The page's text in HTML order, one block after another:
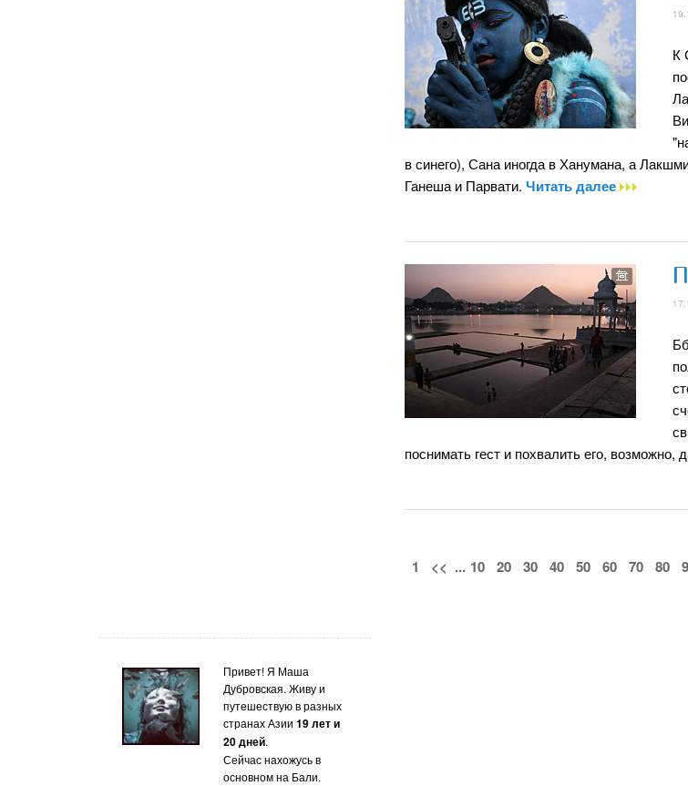
К
в синего), Сана иногда в Ханумана, а
Ганеша и Парвати. Читать далее
поснимать гест и похвалить его,
1
<< ... 10 20 30 40 50 60 70 80
Привет! Я Маша
Дубровская. Живу и
путешествую в разных
странах Азии 19 лет и
20 дней.
Сейчас нахожусь в
основном на Бали.